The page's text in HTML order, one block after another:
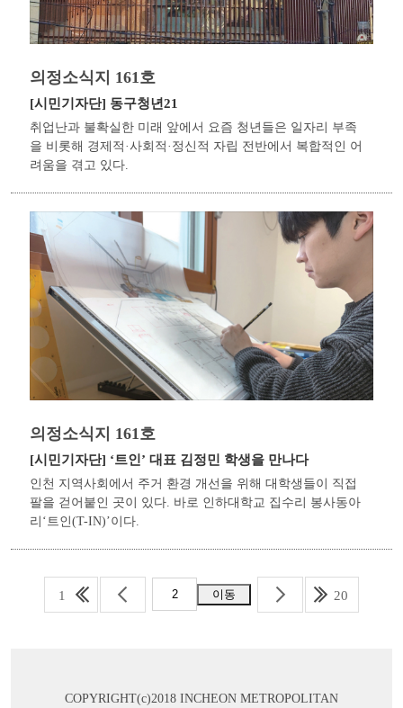
의정소식지 161호
[시민기자단] 동구청년21
취업난과 불확실한 미래 앞에서 요즘 청년들은 일자리 부족
을 비롯해 경제적·사회적·정신적 자립 전반에서 복합적인 어
려움을 겪고 있다.
의정소식지 161호
[시민기자단] ‘트인’ 대표 김정민 학생을 만나다
인천 지역사회에서 주거 환경 개선을 위해 대학생들이 직접
팔을 걷어붙인 곳이 있다. 바로 인하대학교 집수리 봉사동아
리‘트인(T-IN)’이다.
1 20
COPYRIGHT(c)2018 INCHEON METROPOLITAN